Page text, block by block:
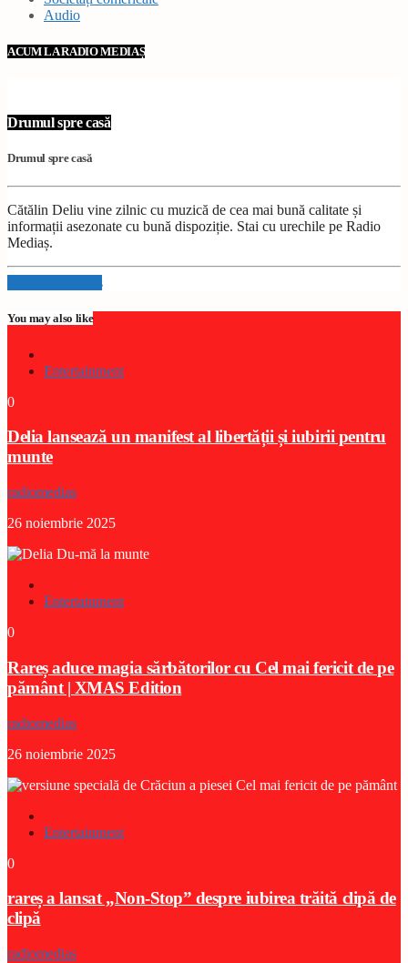
Audio
ACUM LA RADIO MEDIAȘ
Drumul spre casă
Drumul spre casă
Cătălin Deliu vine zilnic cu muzică de cea mai bună calitate și
informații asezonate cu bună dispoziție. Stai cu urechile pe Radio
Mediaș.
Info and episodes
You may also like
Entertainment
0
Delia lansează un manifest al libertății și iubirii pentru
munte
radiomedias
26 noiembrie 2025
Entertainment
0
Rareș aduce magia sărbătorilor cu Cel mai fericit de pe
pământ | XMAS Edition
radiomedias
26 noiembrie 2025
Entertainment
0
rareș a lansat „Non-Stop” despre iubirea trăită clipă de
clipă
radiomedias